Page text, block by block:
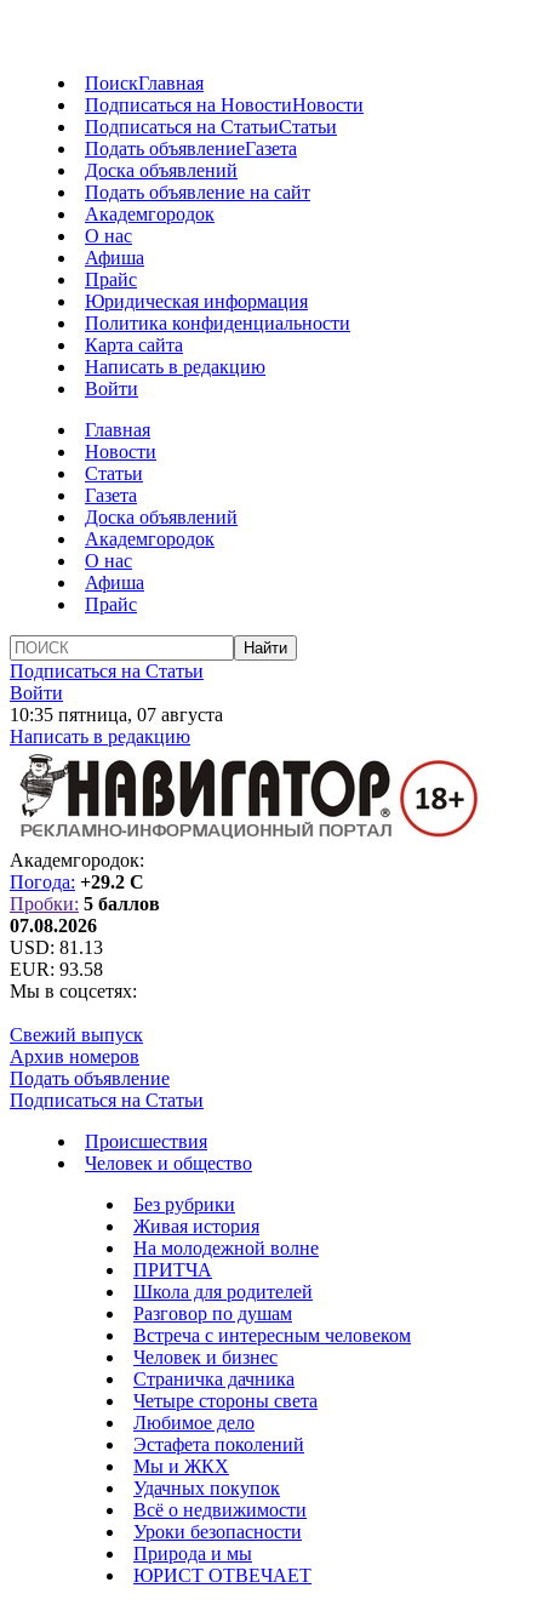
ПоискГлавная
Подписаться на НовостиНовости
Подписаться на СтатьиСтатьи
Подать объявлениеГазета
Доска объявлений
Подать объявление на сайт
Академгородок
О нас
Афиша
Прайс
Юридическая информация
Политика конфиденциальности
Карта сайта
Написать в редакцию
Войти
Главная
Новости
Статьи
Газета
Доска объявлений
Академгородок
О нас
Афиша
Прайс
Подписаться на Статьи
Войти
10:35 пятница, 07 августа
Написать в редакцию
Академгородок:
Погода: +29.2 C
Пробки: 5 баллов
07.08.2026
USD: 81.13
EUR: 93.58
Мы в соцсетях:
Свежий выпуск
Архив номеров
Подать объявление
Подписаться на Статьи
Происшествия
Человек и общество
Без рубрики
Живая история
На молодежной волне
ПРИТЧА
Школа для родителей
Разговор по душам
Встреча с интересным человеком
Человек и бизнес
Страничка дачника
Четыре стороны света
Любимое дело
Эстафета поколений
Мы и ЖКХ
Удачных покупок
Всё о недвижимости
Уроки безопасности
Природа и мы
ЮРИСТ ОТВЕЧАЕТ